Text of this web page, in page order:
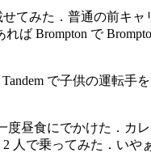
てみた．普通の前キ
ば Brompton で
で子供の運転手
昼食にでかけた．カ
人で乗ってみた．いや